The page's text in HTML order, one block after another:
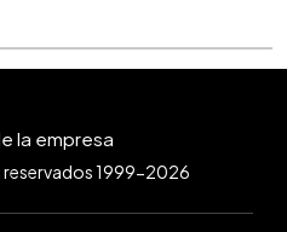
reservados 1999-2026